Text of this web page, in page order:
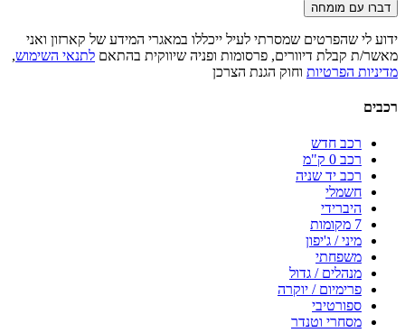
דברו עם מומחה
ידוע לי שהפרטים שמסרתי לעיל ייכללו במאגרי המידע של קארזון ואני
מאשר/ת קבלת דיוורים, פרסומות ופניה שיווקית בהתאם לתנאי השימוש,
מדיניות הפרטיות וחוק הגנת הצרכן
רכבים
רכב חדש
רכב 0 ק"מ
רכב יד שניה
חשמלי
היברידי
7 מקומות
מיני / ג'יפון
משפחתי
מנהלים / גדול
פרימיום / יוקרה
ספורטיבי
מסחרי וטנדר